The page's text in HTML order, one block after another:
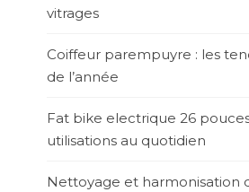
vitrages
Coiffeur parempuyre : les
de l’année
Fat bike electrique 26
utilisations au quotidien
Nettoyage et harmonisation